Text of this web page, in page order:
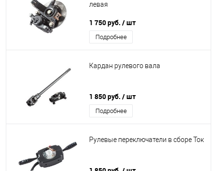
левая
1 750 руб. / шт
Подробнее
Кардан рулевого вала
1 850 руб. / шт
Подробнее
Рулевые переключатели в сборе Ток